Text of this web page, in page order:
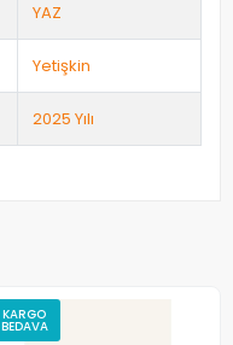
YAZ
Yetişkin
2025 Yılı
KARGO
BEDAVA